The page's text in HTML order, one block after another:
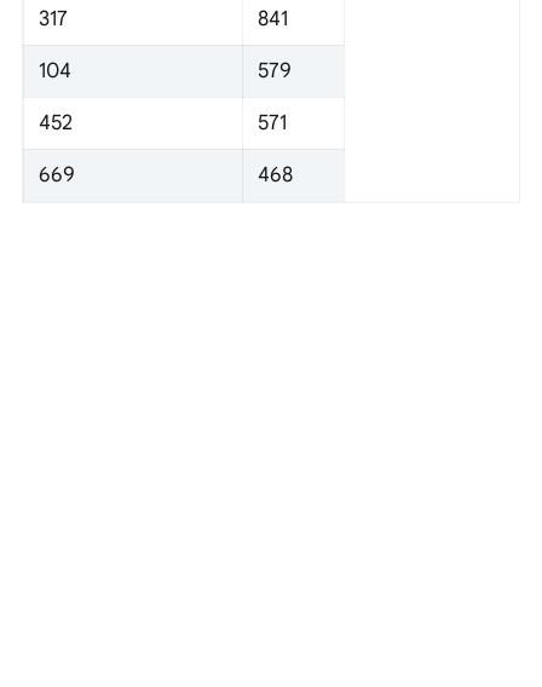
317 841
104 579
452 571
669 468